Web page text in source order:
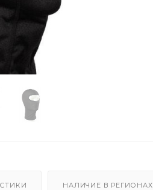
НАЛИЧИЕ В РЕГИОНАХ